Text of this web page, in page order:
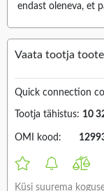
endast oleneva, et
Vaata tootja
Quick connection
Tootja tähistus: 10
OMI kood:
Küsi suurema